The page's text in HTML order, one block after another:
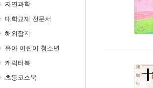
자연과학
대학교재 전문서
해외잡지
유아 어린이 청소년
캐릭터북
초등코스북